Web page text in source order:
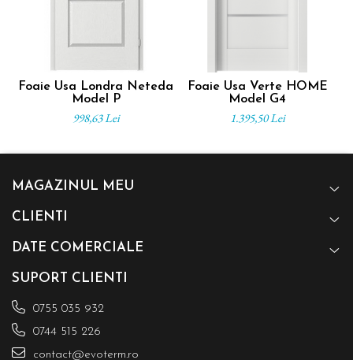
Foaie Usa Londra Neteda
Model P
998,63 Lei
Foaie Usa Verte HOME
Model G4
1.395,50 Lei
MAGAZINUL MEU
CLIENTI
DATE COMERCIALE
SUPORT CLIENTI
0755 035 932
0744 515 226
contact@evoterm.ro